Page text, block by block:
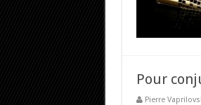
Pour
Pierre